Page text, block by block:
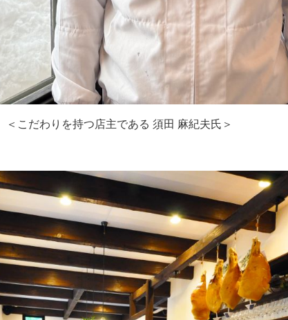
＜こだわりを持つ店主である 須田 麻紀夫氏＞